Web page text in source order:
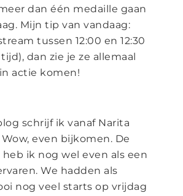
dan één medaille gaan
Mijn tip van vandaag:
tussen 12:00 en 12:30
dan zie je ze allemaal
actie komen!
schrijf ik vanaf Narita
even bijkomen. De
heb ik nog wel even als een
We hadden als
nog veel starts op vrijdag